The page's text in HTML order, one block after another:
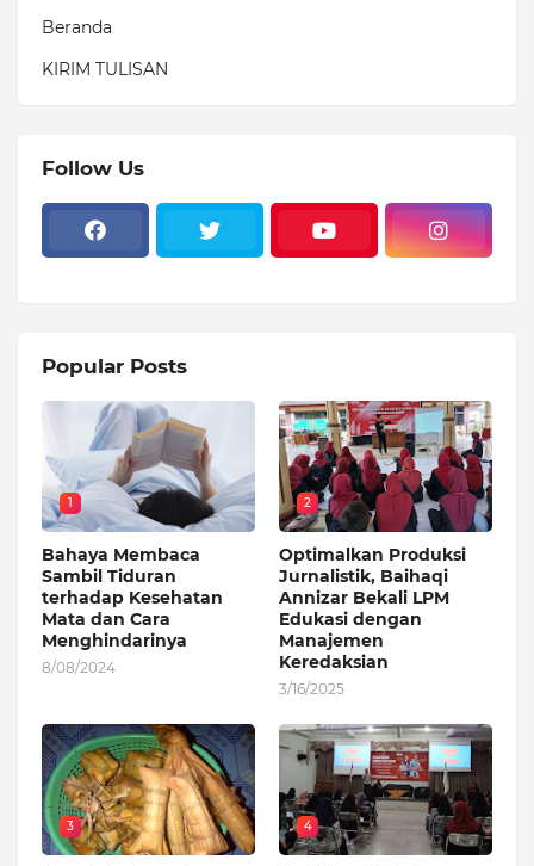
Beranda
KIRIM TULISAN
Follow Us
Popular Posts
1
Bahaya Membaca
Sambil Tiduran
terhadap Kesehatan
Mata dan Cara
Menghindarinya
8/08/2024
2
Optimalkan Produksi
Jurnalistik, Baihaqi
Annizar Bekali LPM
Edukasi dengan
Manajemen
Keredaksian
3/16/2025
3 4